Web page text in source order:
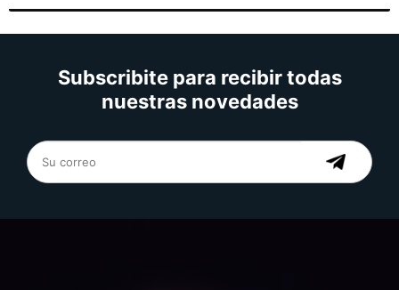
Subscribite para recibir todas
nuestras novedades